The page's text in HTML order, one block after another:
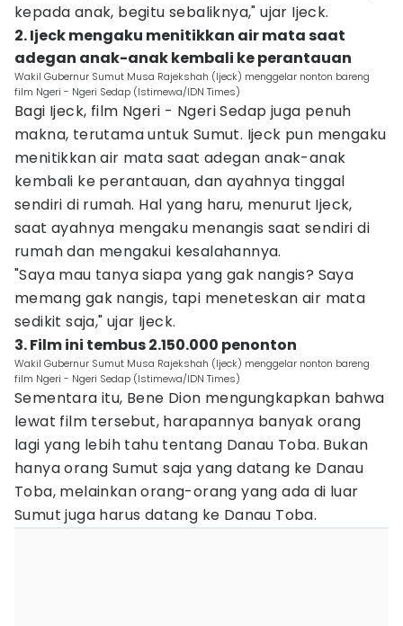
kepada anak, begitu sebaliknya," ujar Ijeck.
2. Ijeck mengaku menitikkan air mata saat
adegan anak-anak kembali ke perantauan
Wakil Gubernur Sumut Musa Rajekshah (Ijeck) menggelar nonton bareng
film Ngeri - Ngeri Sedap (Istimewa/IDN Times)
Bagi Ijeck, film Ngeri - Ngeri Sedap juga penuh
makna, terutama untuk Sumut. Ijeck pun mengaku
menitikkan air mata saat adegan anak-anak
kembali ke perantauan, dan ayahnya tinggal
sendiri di rumah. Hal yang haru, menurut Ijeck,
saat ayahnya mengaku menangis saat sendiri di
rumah dan mengakui kesalahannya.
"Saya mau tanya siapa yang gak nangis? Saya
memang gak nangis, tapi meneteskan air mata
sedikit saja," ujar Ijeck.
3. Film ini tembus 2.150.000 penonton
Wakil Gubernur Sumut Musa Rajekshah (Ijeck) menggelar nonton bareng
film Ngeri - Ngeri Sedap (Istimewa/IDN Times)
Sementara itu, Bene Dion mengungkapkan bahwa
lewat film tersebut, harapannya banyak orang
lagi yang lebih tahu tentang Danau Toba. Bukan
hanya orang Sumut saja yang datang ke Danau
Toba, melainkan orang-orang yang ada di luar
Sumut juga harus datang ke Danau Toba.